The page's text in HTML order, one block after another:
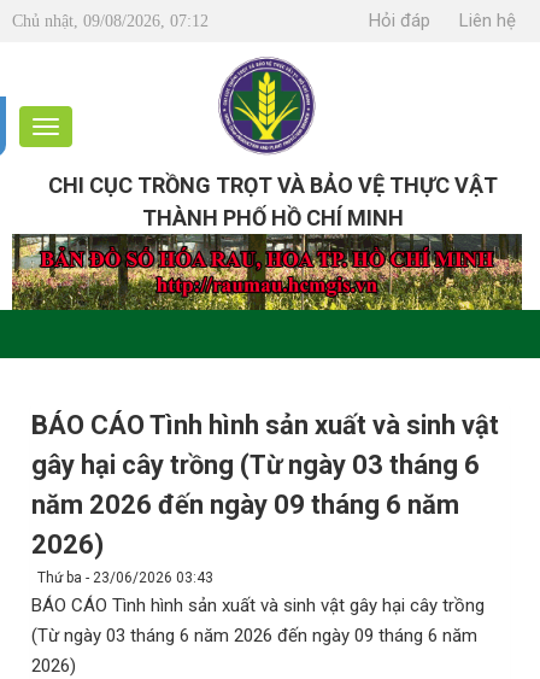
Chủ nhật, 09/08/2026, 07:12 Hỏi đáp Liên hệ
CHI CỤC TRỒNG TRỌT VÀ BẢO VỆ THỰC VẬT
THÀNH PHỐ HỒ CHÍ MINH
BÁO CÁO Tình hình sản xuất và sinh vật
gây hại cây trồng (Từ ngày 03 tháng 6
năm 2026 đến ngày 09 tháng 6 năm
2026)
Thứ ba - 23/06/2026 03:43
BÁO CÁO Tình hình sản xuất và sinh vật gây hại cây trồng
(Từ ngày 03 tháng 6 năm 2026 đến ngày 09 tháng 6 năm
2026)